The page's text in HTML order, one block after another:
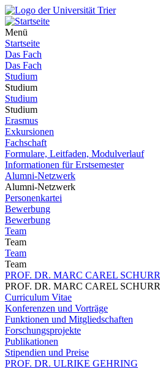
Menü
Startseite
Das Fach
Das Fach
Studium
Studium
Studium
Studium
Erasmus
Exkursionen
Fachschaft
Formulare, Leitfaden, Modulverlauf
Informationen für Erstsemester
Alumni-Netzwerk
Alumni-Netzwerk
Personenkartei
Bewerbung
Bewerbung
Team
Team
Team
Team
PROF. DR. MARC CAREL SCHURR
PROF. DR. MARC CAREL SCHURR
Curriculum Vitae
Konferenzen und Vorträge
Funktionen und Mitgliedschaften
Forschungsprojekte
Publikationen
Stipendien und Preise
PROF. DR. ULRIKE GEHRING